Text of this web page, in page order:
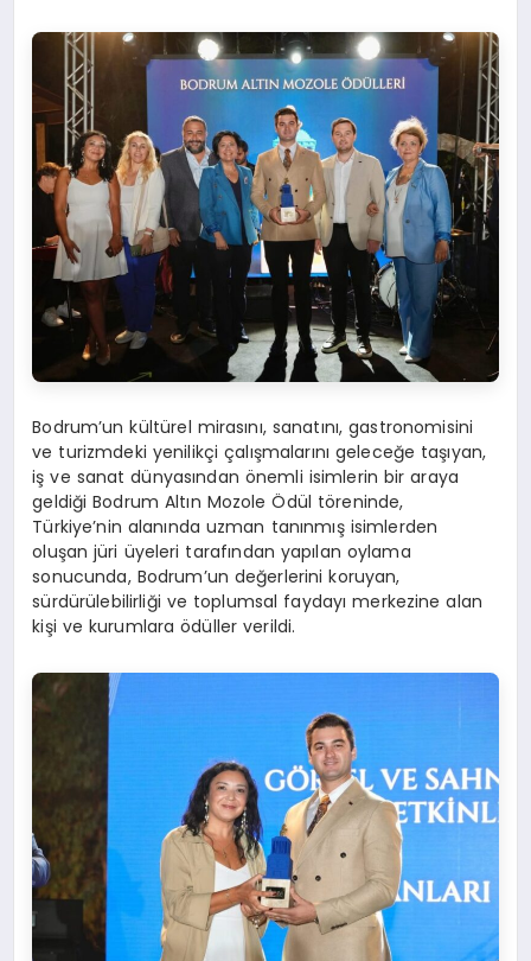
Bodrum’un kültürel mirasını, sanatını, gastronomisini
ve turizmdeki yenilikçi çalışmalarını geleceğe taşıyan,
iş ve sanat dünyasından önemli isimlerin bir araya
geldiği Bodrum Altın Mozole Ödül töreninde,
Türkiye’nin alanında uzman tanınmış isimlerden
oluşan jüri üyeleri tarafından yapılan oylama
sonucunda, Bodrum’un değerlerini koruyan,
sürdürülebilirliği ve toplumsal faydayı merkezine alan
kişi ve kurumlara ödüller verildi.